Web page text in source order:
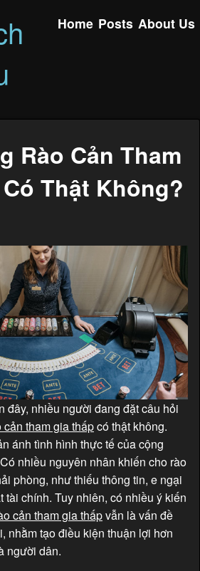
Home Posts About Us
Rào Cản Tham
Thật Không?
đây, nhiều người đang đặt câu hỏi
cản tham gia thấpcó thật không.
ánh tình hình thực tế của cộng
nhiều nguyên nhân khiến cho rào
phòng, như thiếu thông tin, e ngại
tài chính. Tuy nhiên, có nhiều ý kiến
cản tham gia thấpvẫn là vấn đề
nhằm tạo điều kiện thuận lợi hơn
người dân.